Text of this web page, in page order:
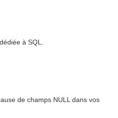
à SQL.
de champs NULL dans vos